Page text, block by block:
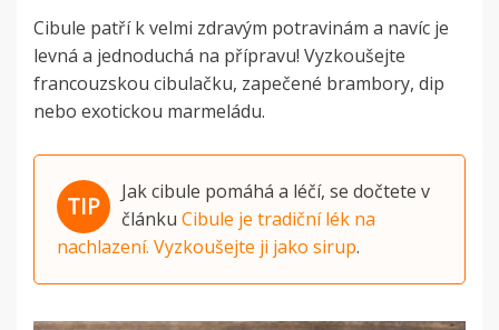
Cibule patří k velmi zdravým potravinám a navíc je
levná a jednoduchá na přípravu! Vyzkoušejte
francouzskou cibulačku, zapečené brambory, dip
nebo exotickou marmeládu.
Jak cibule pomáhá a léčí, se dočtete v
článku Cibule je tradiční lék na
nachlazení. Vyzkoušejte ji jako sirup.